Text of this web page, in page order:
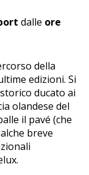
dalle ore
della
edizioni. Si
ducato ai
olandese del
il pavé (che
breve